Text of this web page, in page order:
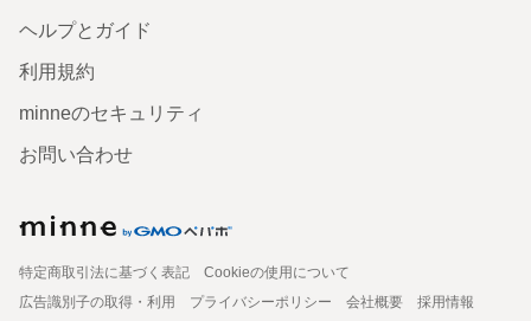
ヘルプとガイド
利用規約
minneのセキュリティ
お問い合わせ
特定商取引法に基づく表記
Cookieの使用について
広告識別子の取得・利用
プライバシーポリシー 会社概要
採用情報